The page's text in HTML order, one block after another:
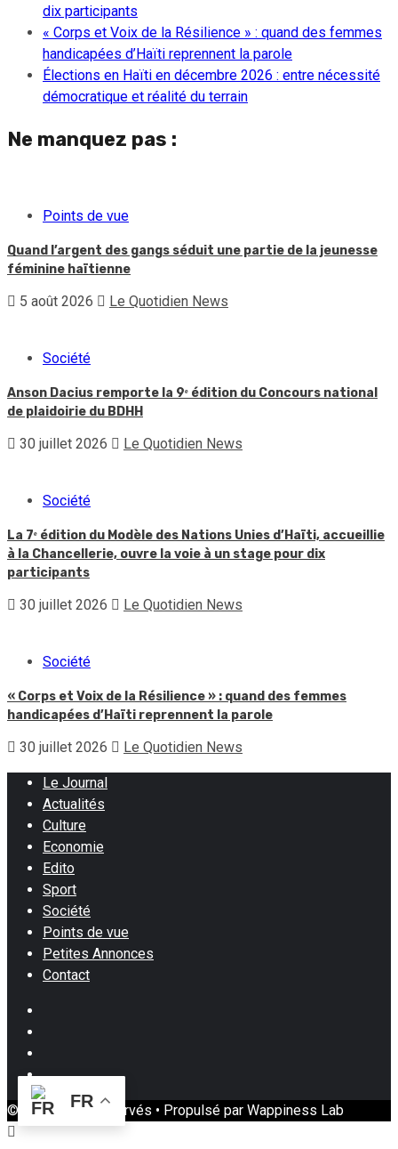
dix participants
« Corps et Voix de la Résilience » : quand des femmes
handicapées d’Haïti reprennent la parole
Élections en Haïti en décembre 2026 : entre nécessité
démocratique et réalité du terrain
Ne manquez pas :
Points de vue
Quand l’argent des gangs séduit une partie de la jeunesse
féminine haïtienne
5 août 2026 Le Quotidien News
Société
Anson Dacius remporte la 9ᵉ édition du Concours national
de plaidoirie du BDHH
30 juillet 2026 Le Quotidien News
Société
La 7ᵉ édition du Modèle des Nations Unies d’Haïti, accueillie
à la Chancellerie, ouvre la voie à un stage pour dix
participants
30 juillet 2026 Le Quotidien News
Société
« Corps et Voix de la Résilience » : quand des femmes
handicapées d’Haïti reprennent la parole
30 juillet 2026 Le Quotidien News
Le Journal
Actualités
Culture
Economie
Edito
Sport
Société
Points de vue
Petites Annonces
Contact
Youtube
© Tous droits réservés • Propulsé par Wappiness Lab
FR